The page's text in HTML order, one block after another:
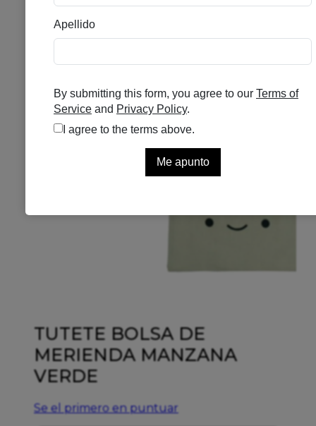
TUTETE BOLSA DE
MERIENDA MANZANA
VERDE
Se el primero en puntuar